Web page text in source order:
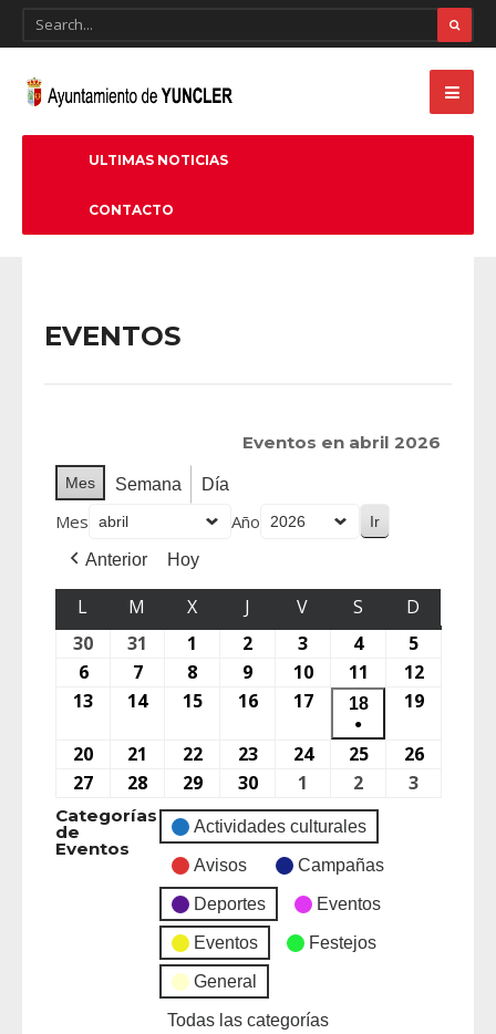
ULTIMAS NOTICIAS
CONTACTO
EVENTOS
Eventos en abril 2026
Mes Semana Día
Mes Año
Anterior Hoy
L M X J V S
D
30
31 1 2 3 4
5
6
7 8 9 10 11
12
13
14 15 16 17 18
●
19
20 21 22 23 24 25
26
27
28 29 30 1 2 3
Categorías
de
Eventos
Actividades culturales
Avisos Campañas
Deportes Eventos
Eventos Festejos
General
Todas las categorías